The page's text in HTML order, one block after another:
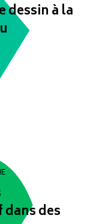
dessin à la
des